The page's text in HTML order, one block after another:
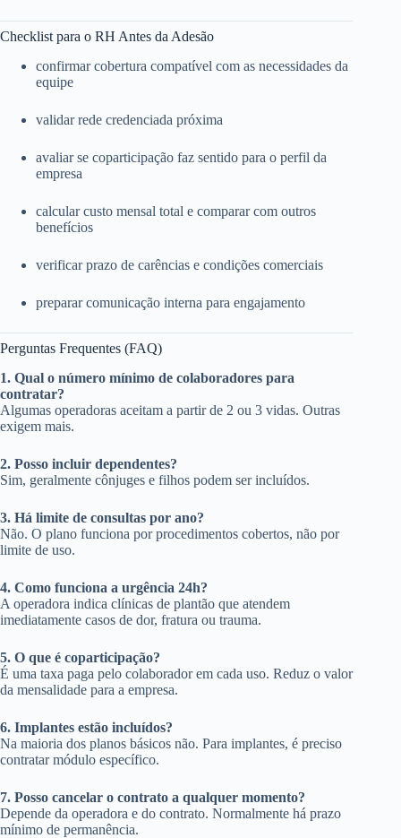
Checklist para o RH Antes da Adesão
confirmar cobertura compatível com as necessidades da
equipe
validar rede credenciada próxima
avaliar se coparticipação faz sentido para o perfil da
empresa
calcular custo mensal total e comparar com outros
benefícios
verificar prazo de carências e condições comerciais
preparar comunicação interna para engajamento
Perguntas Frequentes (FAQ)
1. Qual o número mínimo de colaboradores para
contratar?
Algumas operadoras aceitam a partir de 2 ou 3 vidas. Outras
exigem mais.
2. Posso incluir dependentes?
Sim, geralmente cônjuges e filhos podem ser incluídos.
3. Há limite de consultas por ano?
Não. O plano funciona por procedimentos cobertos, não por
limite de uso.
4. Como funciona a urgência 24h?
A operadora indica clínicas de plantão que atendem
imediatamente casos de dor, fratura ou trauma.
5. O que é coparticipação?
É uma taxa paga pelo colaborador em cada uso. Reduz o valor
da mensalidade para a empresa.
6. Implantes estão incluídos?
Na maioria dos planos básicos não. Para implantes, é preciso
contratar módulo específico.
7. Posso cancelar o contrato a qualquer momento?
Depende da operadora e do contrato. Normalmente há prazo
mínimo de permanência.